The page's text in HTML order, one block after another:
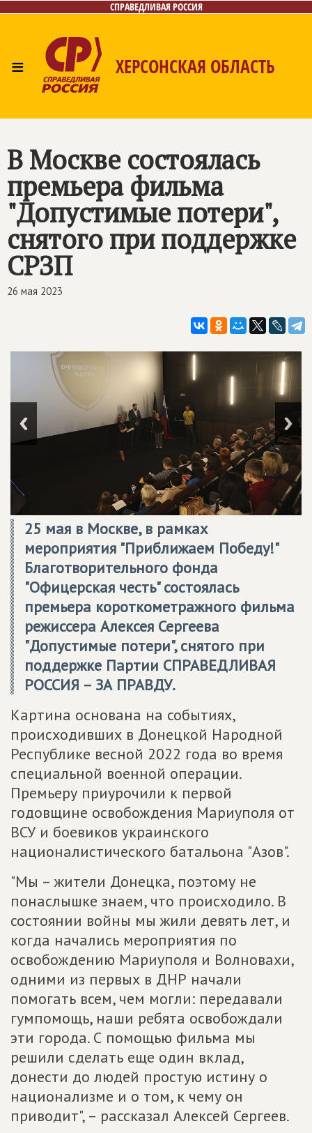
СПРАВЕДЛИВАЯ РОССИЯ
≡ ХЕРСОНСКАЯ ОБЛАСТЬ
В Москве состоялась
премьера фильма
"Допустимые потери",
снятого при поддержке
СРЗП
26 мая 2023
25 мая в Москве, в рамках
мероприятия "Приближаем Победу!"
Благотворительного фонда
"Офицерская честь" состоялась
премьера короткометражного фильма
режиссера Алексея Сергеева
"Допустимые потери", снятого при
поддержке Партии СПРАВЕДЛИВАЯ
РОССИЯ – ЗА ПРАВДУ.
Картина основана на событиях,
происходивших в Донецкой Народной
Республике весной 2022 года во время
специальной военной операции.
Премьеру приурочили к первой
годовщине освобождения Мариуполя от
ВСУ и боевиков украинского
националистического батальона "Азов".
"Мы – жители Донецка, поэтому не
понаслышке знаем, что происходило. В
состоянии войны мы жили девять лет, и
когда начались мероприятия по
освобождению Мариуполя и Волновахи,
одними из первых в ДНР начали
помогать всем, чем могли: передавали
гумпомощь, наши ребята освобождали
эти города. С помощью фильма мы
решили сделать еще один вклад,
донести до людей простую истину о
национализме и о том, к чему он
приводит", – рассказал Алексей Сергеев.